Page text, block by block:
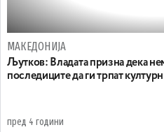
МАКЕДОНИЈА
Љутков: Владата призна дека
последиците да ги трпат
пред 4 години